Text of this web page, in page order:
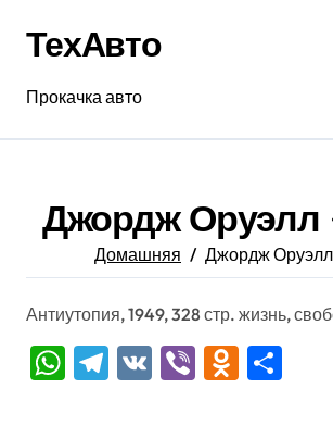
содержанию
ТехАвто
Прокачка авто
Джордж Оруэлл
Домашняя Джордж
Антиутопия, 1949, 328 стр. жизнь,
WhatsApp
Telegram
VK Viber